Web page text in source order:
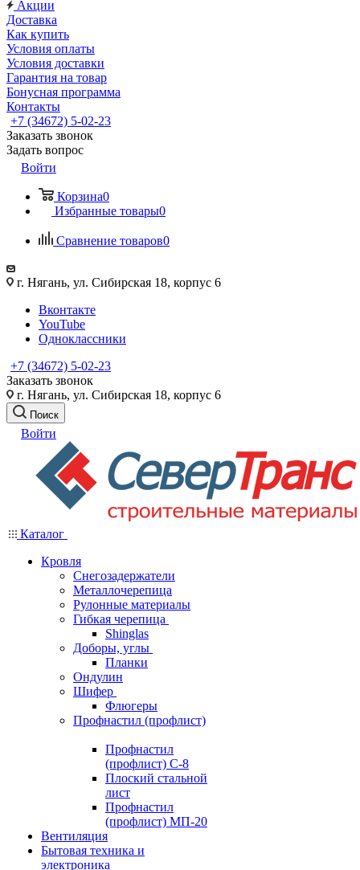
Акции
Доставка
Как купить
Условия оплаты
Условия доставки
Гарантия на товар
Бонусная программа
Контакты
+7 (34672) 5-02-23
Заказать звонок
Задать вопрос
Войти
Корзина0
Избранные товары0
Сравнение товаров0
г. Нягань, ул. Сибирская 18, корпус 6
Вконтакте
YouTube
Одноклассники
+7 (34672) 5-02-23
Заказать звонок
г. Нягань, ул. Сибирская 18, корпус 6
Поиск
Войти
Каталог
Кровля
Снегозадержатели
Металлочерепица
Рулонные материалы
Гибкая черепица
Shinglas
Доборы, углы
Планки
Ондулин
Шифер
Флюгеры
Профнастил (профлист)
Профнастил
(профлист) С-8
Плоский стальной
лист
Профнастил
(профлист) МП-20
Вентиляция
Бытовая техника и
электроника